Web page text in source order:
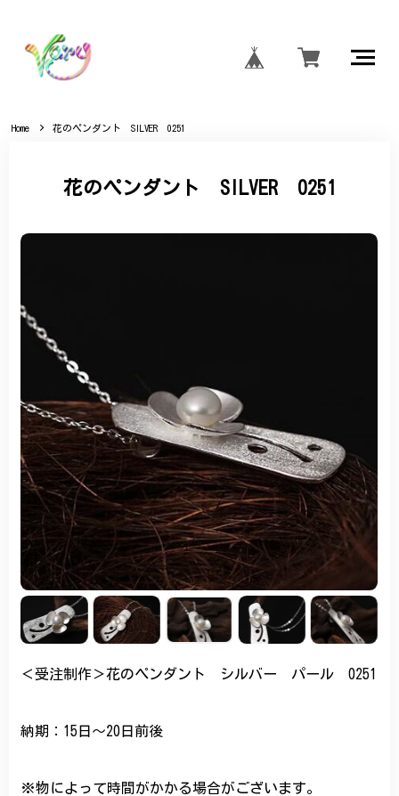
Home 花のペンダント SILVER 0251
花のペンダント SILVER 0251
＜受注制作＞花のペンダント シルバー パール 0251
納期：15日〜20日前後
※物によって時間がかかる場合がございます。